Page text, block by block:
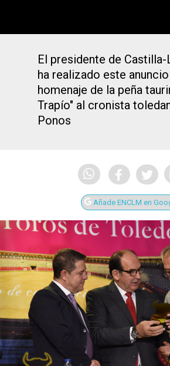
El presidente de Castilla-
ha realizado este
homenaje de la peña
Trapío" al cronista
Ponos
Añade ENCLM en